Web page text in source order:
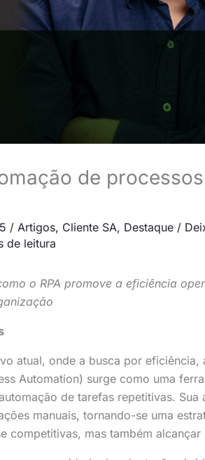
de
/ Artigos, Cliente SA, Destaque /
de leitura
o RPA promove a eficiência
atual, onde a busca por
Automation) surge como uma
de tarefas repetitivas.
manuais, tornando-se uma
competitivas, mas também